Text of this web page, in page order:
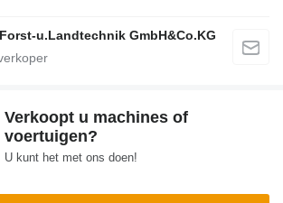
u.Landtechnik GmbH&Co.KG
Verkoopt u machines of
voertuigen?
U kunt het met ons doen!